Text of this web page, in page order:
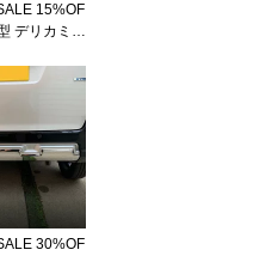
15%OF
デリカミニ
月〜 サイ
ガーニッシ
ー 傷付き防
ンレス製 鏡
タム パー
ー ドレス
MINI 外
30%OF